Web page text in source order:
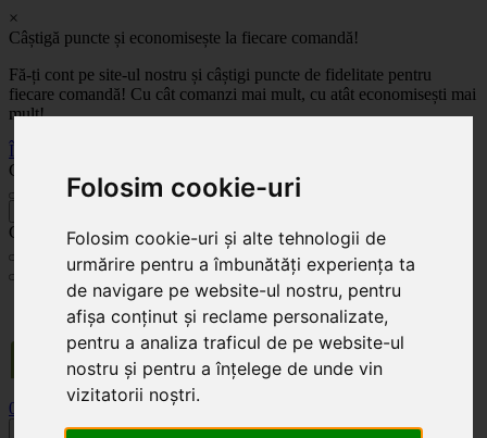
Folosim cookie-uri
Folosim cookie-uri și alte tehnologii de
urmărire pentru a îmbunătăți experiența ta
de navigare pe website-ul nostru, pentru
afișa conținut și reclame personalizate,
pentru a analiza traficul de pe website-ul
nostru și pentru a înțelege de unde vin
vizitatorii noștri.
×
Câștigă puncte și economisește la fiecare comandă!
Fă-ți cont pe site-ul nostru și câștigi puncte de fidelitate pentru
fiecare comandă! Cu cât comanzi mai mult, cu atât economisești mai
mult!
Înregistrează-te acum
Celoplast
Celoplast
Transportul este GRATUIT pentru comenzile mai mari de 350 Lei. Comanda minimă în
valoare de 100 Lei. Expediere în 1 - 2 zile lucrătoare.
0
Toggle navigation